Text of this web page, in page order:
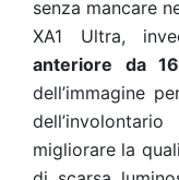
senza mancare
XA1 Ultra,
anteriore da
dell’immagine
migliorare la